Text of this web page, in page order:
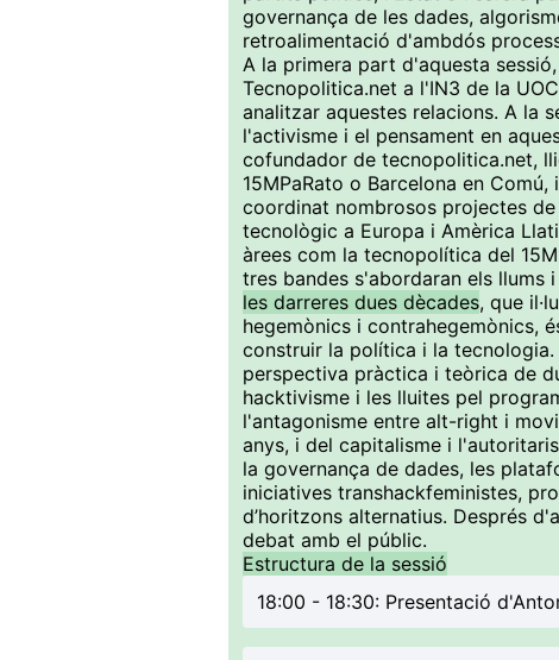
governança de les dades,
retroalimentació d'ambdós
A la primera part d'aquesta
Tecnopolitica.net a l'IN3 de la
analitzar aquestes relacions. A la
l'activisme i el pensament en
cofundador de tecnopolitica.net,
15MPaRato o Barcelona en
coordinat nombrosos projectes
tecnològic a Europa i Amèrica
àrees com la tecnopolítica del
tres bandes s'abordaran els llums
les darreres dues dècades, que
hegemònics i contrahegemònics,
construir la política i la
perspectiva pràctica i teòrica de
hacktivisme i les lluites pel
l'antagonisme entre alt-right i
anys, i del capitalisme i
la governança de dades, les
iniciatives transhackfeministes,
d’horitzons alternatius. Després
debat amb el públic.
Estructura de la sessió
18:00 - 18:30: Presentació